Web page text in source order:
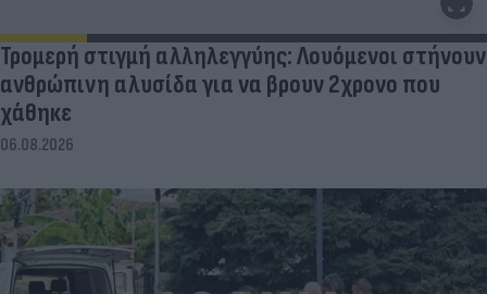
Τρομερή στιγμή αλληλεγγύης: Λουόμενοι στήνουν
ανθρώπινη αλυσίδα για να βρουν 2χρονο που
χάθηκε
06.08.2026